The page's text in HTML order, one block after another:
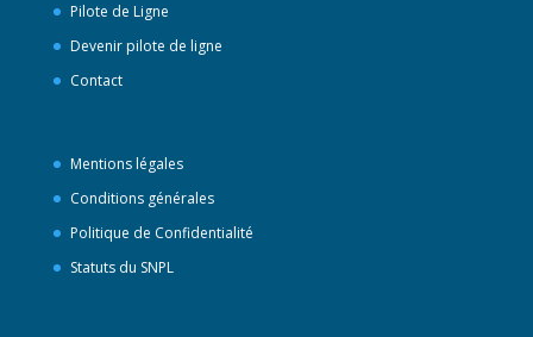
Pilote de Ligne
Devenir pilote de ligne
Contact
Mentions légales
Conditions générales
Politique de Confidentialité
Statuts du SNPL